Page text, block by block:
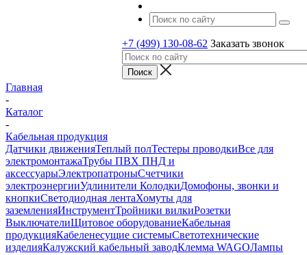
+7 (499) 130-08-62 Заказать звонок
Главная
-
Каталог
-
Кабельная продукция
Датчики движенияТеплый полТестеры проводкиВсе для
электромонтажаТрубы ПВХ ПНД и
аксессуарыЭлектропатроныСчетчики
электроэнергииУдлинители КолодкиДомофоны, звонки и
кнопкиСветодиодная лентаХомуты для
заземленияИнструментТройники вилкиРозетки
ВыключателиЩитовое оборудованиеКабельная
продукцияКабеленесущие системыСветотехнические
изделияКалужский кабельный заводКлемма WAGOЛампы